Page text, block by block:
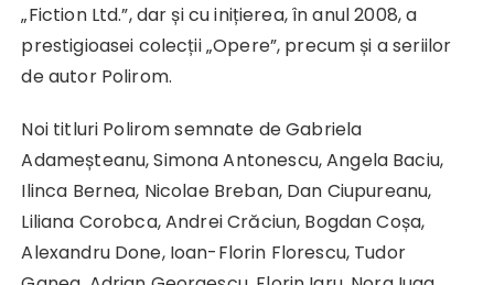
„Fiction Ltd.”, dar și cu inițierea, în anul 2008, a
prestigioasei colecții „Opere”, precum și a seriilor
de autor Polirom.
Noi titluri Polirom semnate de Gabriela
Adameșteanu, Simona Antonescu, Angela Baciu,
Ilinca Bernea, Nicolae Breban, Dan Ciupureanu,
Liliana Corobca, Andrei Crăciun, Bogdan Coșa,
Alexandru Done, Ioan-Florin Florescu, Tudor